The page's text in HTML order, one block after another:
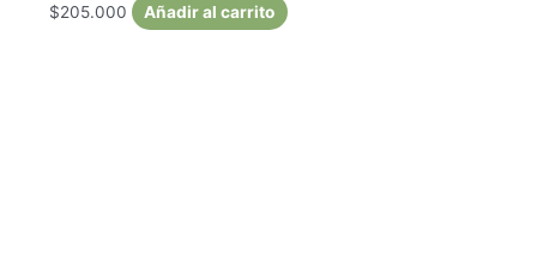
$205.000 Añadir al carrito